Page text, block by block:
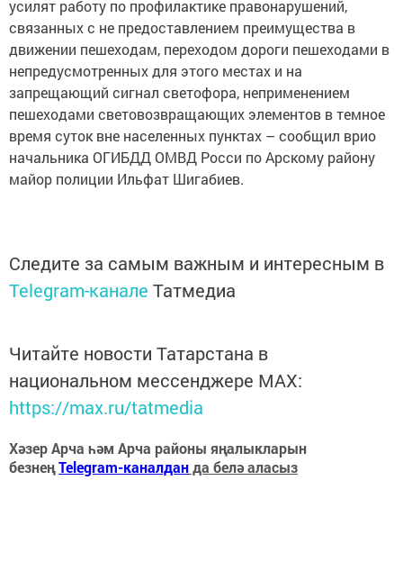
усилят работу по профилактике правонарушений,
связанных с не предоставлением преимущества в
движении пешеходам, переходом дороги пешеходами в
непредусмотренных для этого местах и на
запрещающий сигнал светофора, неприменением
пешеходами световозвращающих элементов в темное
время суток вне населенных пунктах – сообщил врио
начальника ОГИБДД ОМВД Росси по Арскому району
майор полиции Ильфат Шигабиев.
Следите за самым важным и интересным в
Telegram-канале Татмедиа
Читайте новости Татарстана в
национальном мессенджере MАХ:
https://max.ru/tatmedia
Хәзер Арча һәм Арча районы яңалыкларын
безнеңTelegram-каналданда белә аласыз